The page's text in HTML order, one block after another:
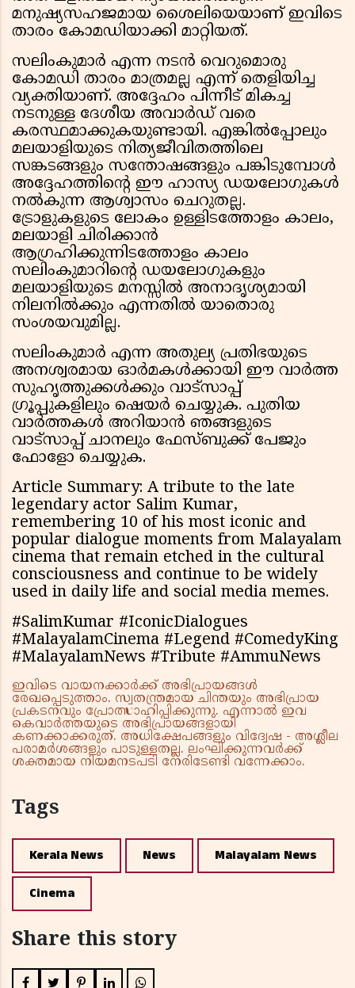
മനുഷ്യസഹജമായ ശൈലിയെയാണ് ഇവിടെ
താരം കോമഡിയാക്കി മാറ്റിയത്.
സലിംകുമാർ എന്ന നടൻ വെറുമൊരു
കോമഡി താരം മാത്രമല്ല എന്ന് തെളിയിച്ച
വ്യക്തിയാണ്. അദ്ദേഹം പിന്നീട് മികച്ച
നടനുള്ള ദേശീയ അവാർഡ് വരെ
കരസ്ഥമാക്കുകയുണ്ടായി. എങ്കിൽപ്പോലും
മലയാളിയുടെ നിത്യജീവിതത്തിലെ
സങ്കടങ്ങളും സന്തോഷങ്ങളും പങ്കിടുമ്പോൾ
അദ്ദേഹത്തിന്റെ ഈ ഹാസ്യ ഡയലോഗുകൾ
നൽകുന്ന ആശ്വാസം ചെറുതല്ല.
ട്രോളുകളുടെ ലോകം ഉള്ളിടത്തോളം കാലം,
മലയാളി ചിരിക്കാൻ
ആഗ്രഹിക്കുന്നിടത്തോളം കാലം
സലിംകുമാറിന്റെ ഡയലോഗുകളും
മലയാളിയുടെ മനസ്സിൽ അനാദൃശ്യമായി
നിലനിൽക്കും എന്നതിൽ യാതൊരു
സംശയവുമില്ല.
സലിംകുമാർ എന്ന അതുല്യ പ്രതിഭയുടെ
അനശ്വരമായ ഓർമകൾക്കായി ഈ വാർത്ത
സുഹൃത്തുക്കൾക്കും വാട്സാപ്പ്
ഗ്രൂപ്പുകളിലും ഷെയർ ചെയ്യുക. പുതിയ
വാർത്തകൾ അറിയാൻ ഞങ്ങളുടെ
വാട്സാപ്പ് ചാനലും ഫേസ്ബുക്ക് പേജും
ഫോളോ ചെയ്യുക.
Article Summary: A tribute to the late
legendary actor Salim Kumar,
remembering 10 of his most iconic and
popular dialogue moments from Malayalam
cinema that remain etched in the cultural
consciousness and continue to be widely
used in daily life and social media memes.
#SalimKumar #IconicDialogues
#MalayalamCinema #Legend #ComedyKing
#MalayalamNews #Tribute #AmmuNews
ഇവിടെ വായനക്കാർക്ക് അഭിപ്രായങ്ങൾ
രേഖപ്പെടുത്താം. സ്വതന്ത്രമായ ചിന്തയും അഭിപ്രായ
പ്രകടനവും പ്രോത്സാഹിപ്പിക്കുന്നു. എന്നാൽ ഇവ
കെവാർത്തയുടെ അഭിപ്രായങ്ങളായി
കണക്കാക്കരുത്. അധിക്ഷേപങ്ങളും വിദ്വേഷ - അശ്ലീല
പരാമർശങ്ങളും പാടുള്ളതല്ല. ലംഘിക്കുന്നവർക്ക്
ശക്തമായ നിയമനടപടി നേരിടേണ്ടി വന്നേക്കാം.
Tags
Kerala News News Malayalam News
Cinema
Share this story